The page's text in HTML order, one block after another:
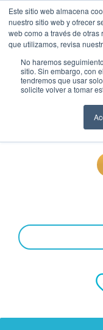
Este sitio web almacena
nuestro sitio web y ofrecer
web como a través de
que utilizamos, revisa
No haremos
sitio. Sin embargo, con
tendremos que usar
solicite volver a tomar